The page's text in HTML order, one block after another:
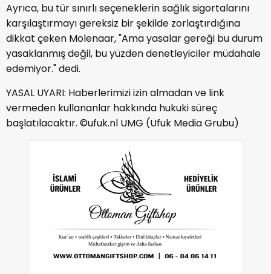
Ayrıca, bu tür sınırlı seçeneklerin sağlık sigortalarını
karşılaştırmayı gereksiz bir şekilde zorlaştırdığına
dikkat çeken Molenaar, "Ama yasalar gereği bu durum
yasaklanmış değil, bu yüzden denetleyiciler müdahale
edemiyor." dedi.
YASAL UYARI: Haberlerimizi izin almadan ve link
vermeden kullananlar hakkında hukuki süreç
başlatılacaktır. ©ufuk.nl UMG (Ufuk Media Grubu)